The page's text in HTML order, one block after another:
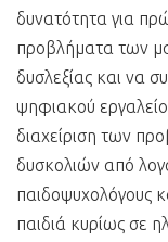
δυνατότητα για
προβλήματα των
δυσλεξίας και να
ψηφιακού
διαχείριση των
δυσκολιών από
παιδοψυχολόγους
παιδιά κυρίως σε